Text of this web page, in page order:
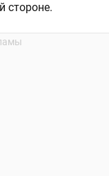
стороне.